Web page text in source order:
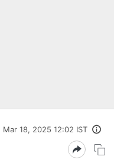
Mar 18, 2025 12:02 IST